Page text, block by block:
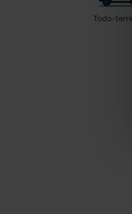
Todo-